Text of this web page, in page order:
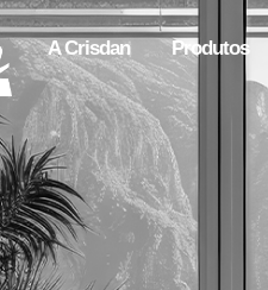
A Crisdan Produtos